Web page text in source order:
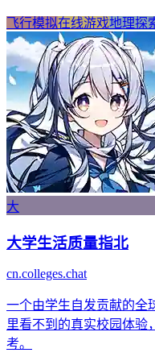
飞行模拟在线游戏地理探
大
大学生活质量指北
cn.colleges.chat
一个由学生自发贡献的全
里看不到的真实校园体验
考。